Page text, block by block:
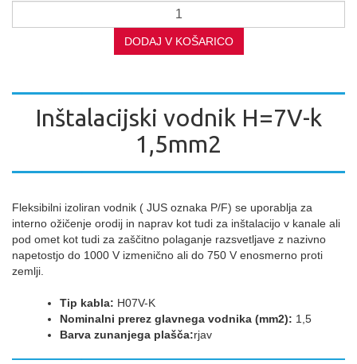
DODAJ V KOŠARICO
Inštalacijski vodnik H=7V-k
1,5mm2
Fleksibilni izoliran vodnik ( JUS oznaka P/F) se uporablja za
interno ožičenje orodij in naprav kot tudi za inštalacijo v kanale ali
pod omet kot tudi za zaščitno polaganje razsvetljave z nazivno
napetostjo do 1000 V izmenično ali do 750 V enosmerno proti
zemlji.
Tip kabla: H07V-K
Nominalni prerez glavnega vodnika (mm2): 1,5
Barva zunanjega plašča:rjav